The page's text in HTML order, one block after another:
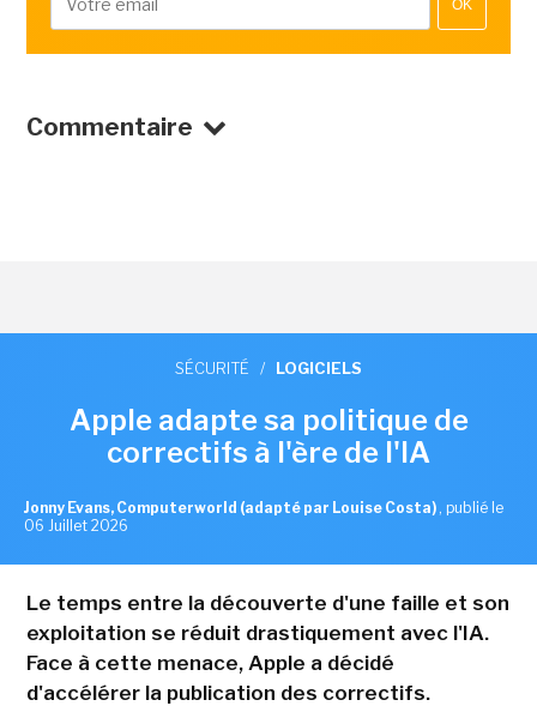
OK
Commentaire
SÉCURITÉ / LOGICIELS
Apple adapte sa politique de
correctifs à l'ère de l'IA
Jonny Evans, Computerworld (adapté par Louise Costa) , publié le
06 Juillet 2026
Le temps entre la découverte d'une faille et son
exploitation se réduit drastiquement avec l'IA.
Face à cette menace, Apple a décidé
d'accélérer la publication des correctifs.